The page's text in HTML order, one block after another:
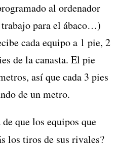
al ordenador
para el ábaco…)
cada equipo a 1 pie, 2
de la canasta. El pie
así que cada 3 pies
de un metro.
que los equipos que
los tiros de sus rivales?